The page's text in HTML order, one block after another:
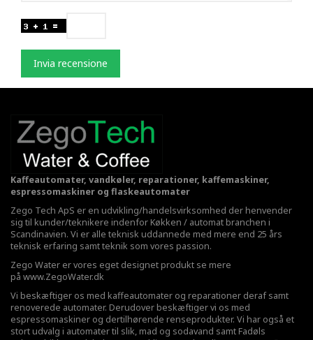
Invia recensione
Kaffeautomater, vandkøler, reparationer, kaffemaskiner,
espressomaskiner og flaskeautomater
Zego Tech ApS er en udvikling/handelsvirksomhed der henvender
sig til kunder/teknikere indenfor Køkken / automat branchen i
Scandinavien. Vi er alle teknisk uddannede med mere end 25 års
teknisk erfaring samt teknik som vores passion.
Zego Water er vores eget designet produkt se mere
på www.ZegoWater.dk
Vi beskæftiger os med kaffeautomater og reparationer deraf samt
renoverede automater. Derudover beskæftiger vi os med
espressomaskiner og dertilhørende renseprodukter. Vi har også et
stort udvalg i automater til slik, mad og sodavand samt Fadøls